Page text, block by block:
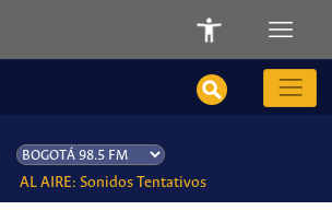
AL AIRE: Sonidos Tentativos